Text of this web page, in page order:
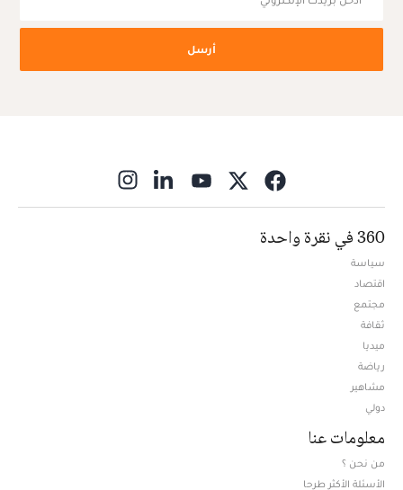
أرسل
360 في نقرة واحدة
سياسة
اقتصاد
مجتمع
ثقافة
ميديا
رياضة
مشاهير
دولي
معلومات عنا
من نحن ؟
الأسئلة الأكثر طرحا